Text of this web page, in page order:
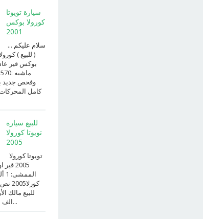
سيارة تويوتا
كورولا بوكس
2001
سلام عليكم ...
بوكس قير
وفحص
كامل
للبيع سيارة
تويوتا كورولا
2005
2005
للبيع مالك
الف الى الياء قير ا...